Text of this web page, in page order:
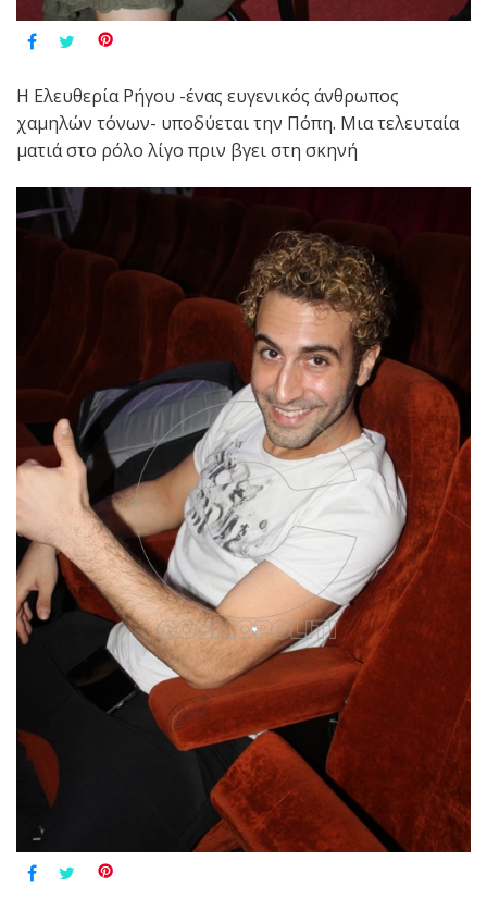
Η Ελευθερία Ρήγου -ένας ευγενικός άνθρωπος
χαμηλών τόνων- υποδύεται την Πόπη. Μια τελευταία
ματιά στο ρόλο λίγο πριν βγει στη σκηνή